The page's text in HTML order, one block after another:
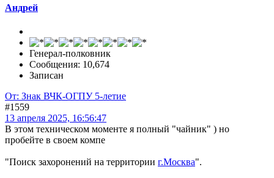
Андрей
Генерал-полковник
Сообщения: 10,674
Записан
От: Знак ВЧК-ОГПУ 5-летие
#1559
13 апреля 2025, 16:56:47
В этом техническом моменте я полный "чайник" ) но
пробейте в своем компе
"Поиск захоронений на территории г.Москва".